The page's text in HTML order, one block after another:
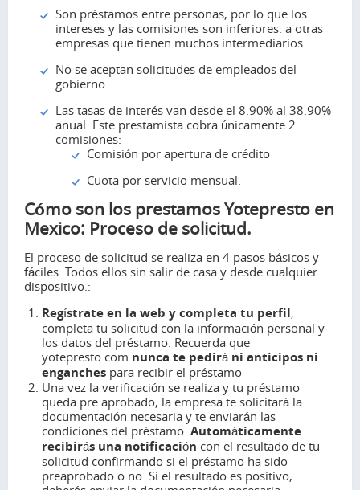
Son préstamos entre personas, por lo que los
intereses y las comisiones son inferiores. a otras
empresas que tienen muchos intermediarios.
No se aceptan solicitudes de empleados del
gobierno.
Las tasas de interés van desde el 8.90% al 38.90%
anual. Este prestamista cobra únicamente 2
comisiones:
Comisión por apertura de crédito
Cuota por servicio mensual.
Cómo son los prestamos Yotepresto en
Mexico: Proceso de solicitud.
El proceso de solicitud se realiza en 4 pasos básicos y
fáciles. Todos ellos sin salir de casa y desde cualquier
dispositivo.:
Regístrate en la web y completa tu perfil,
completa tu solicitud con la información personal y
los datos del préstamo. Recuerda que
yotepresto.com nunca te pedirá ni anticipos ni
enganches para recibir el préstamo
Una vez la verificación se realiza y tu préstamo
queda pre aprobado, la empresa te solicitará la
documentación necesaria y te enviarán las
condiciones del préstamo.Automáticamente
recibirás una notificación con el resultado de tu
solicitud confirmando si el préstamo ha sido
preaprobado o no. Si el resultado es positivo,